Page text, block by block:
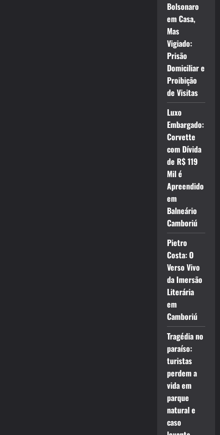
Bolsonaro
em Casa,
Mas
Vigiado:
Prisão
Domiciliar e
Proibição
de Visitas
Luxo
Embargado:
Corvette
com Dívida
de R$ 119
Mil é
Apreendido
em
Balneário
Camboriú
Pietro
Costa: O
Verso Vivo
da Imersão
Literária
em
Camboriú
Tragédia no
paraíso:
turistas
perdem a
vida em
parque
natural e
caso